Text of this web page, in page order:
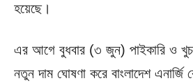
হয়েছে।
এর আগে বুধবার (৩ জুন) পাইকারি ও
নতুন দাম ঘোষণা করে বাংলাদেশ এনার্জি